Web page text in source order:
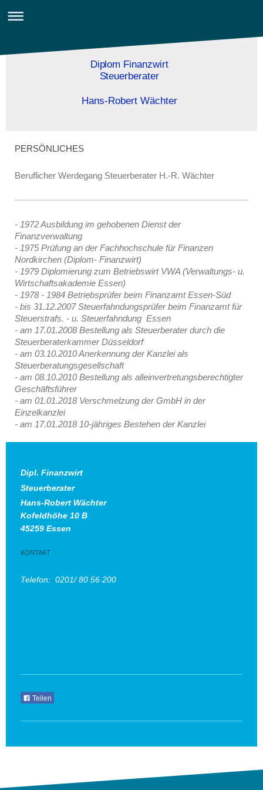
Diplom Finanzwirt
Steuerberater
Hans-Robert Wächter
PERSÖNLICHES
Beruflicher Werdegang Steuerberater H.-R. Wächter
- 1972 Ausbildung im gehobenen Dienst der
Finanzverwaltung
- 1975 Prüfung an der Fachhochschule für Finanzen
Nordkirchen (Diplom- Finanzwirt)
- 1979 Diplomierung zum Betriebswirt VWA (Verwaltungs- u.
Wirtschaftsakademie Essen)
- 1978 - 1984 Betriebsprüfer beim Finanzamt Essen-Süd
- bis 31.12.2007 Steuerfahndungsprüfer beim Finanzamt für
Steuerstrafs. - u. Steuerfahndung Essen
- am 17.01.2008 Bestellung als Steuerberater durch die
Steuerberaterkammer Düsseldorf
- am 03.10.2010 Anerkennung der Kanzlei als
Steuerberatungsgesellschaft
- am 08.10.2010 Bestellung als alleinvertretungsberechtigter
Geschäftsführer
- am 01.01.2018 Verschmelzung der GmbH in der
Einzelkanzlei
- am 17.01.2018 10-jähriges Bestehen der Kanzlei
Dipl. Finanzwirt
Steuerberater
Hans-Robert Wächter
Kofeldhöhe 10 B
45259 Essen
KONTAKT
Telefon: 0201/ 80 56 200
Teilen